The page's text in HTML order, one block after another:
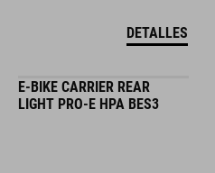
DETALLES
E-BIKE CARRIER REAR
LIGHT PRO-E HPA BES3